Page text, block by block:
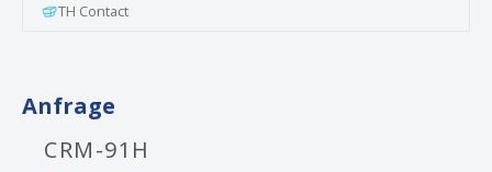
TH Contact
Anfrage
CRM-91H